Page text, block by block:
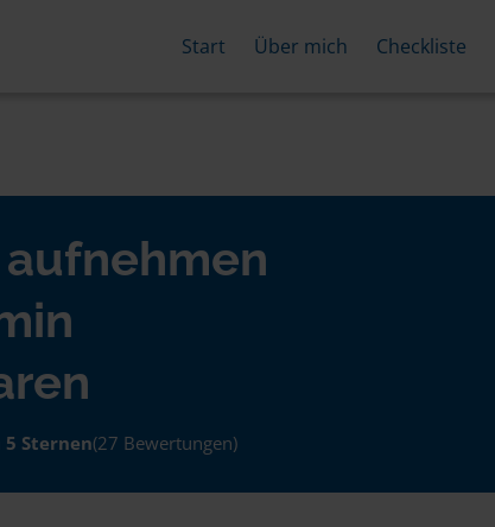
Start Über mich Checkliste
5 Sternen(27 Bewertungen)